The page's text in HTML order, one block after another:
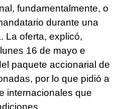
fundamentalmente, o
durante una
La oferta, explicó,
16 de mayo e
paquete accionarial de
por lo que pidió a
internacionales que